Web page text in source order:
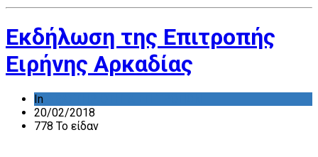
Εκδήλωση της Επιτροπής
Ειρήνης Αρκαδίας
In
20/02/2018
778 Το είδαν